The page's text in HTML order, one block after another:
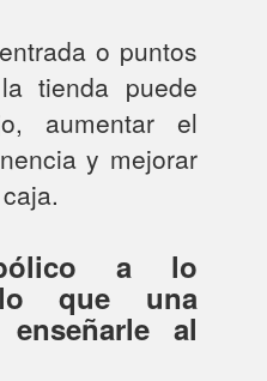
o puntos
tienda puede
aumentar el
y mejorar
a lo
lo que una
al